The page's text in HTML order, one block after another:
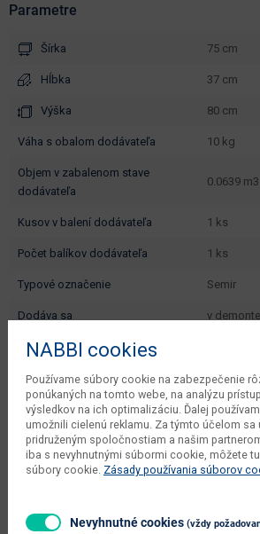
Parametre
Šírka 75 cm
Hĺbka 37 cm
Výška 80 cm
váha s obalom dodávateľa 10 kg
objem v zabalenom stave
dodávateľa
0.0639 m3
kusov v balení dodávateľa 1 ks
počet balíkov dodávateľa 1 ks
typové označenie Semir
dodáva sa v demonte
montáž
údržba utierať
hlavná farba biela
farba biela /
prevedenie s leskom nie
NABBI cookies
Používame súbory cookie na zabezpečenie
ponúkaných na tomto webe, na analýzu
výsledkov na ich optimalizáciu. Ďalej
umožnili cielenú reklamu. Za týmto účelom sa
pridruženým spoločnostiam a našim
iba s nevyhnutnými súbormi cookie, môžete
súbory cookie. Zásady používania súborov
Nevyhnutné cookies (vždy